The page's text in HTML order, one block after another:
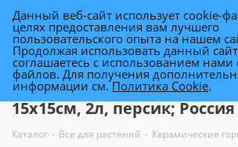
Горшок керамический
Перламутр 675203 (2-й из
15х15см, 2л, персик; Россия
Каталог - Все для растений - Керамические
Данный веб-сайт использует cookie-
целях предоставления вам лучшего
пользовательского опыта на нашем
Продолжая использовать данный
соглашаетесь с использованием нами
файлов. Для получения
информации см.Политика Cookie.